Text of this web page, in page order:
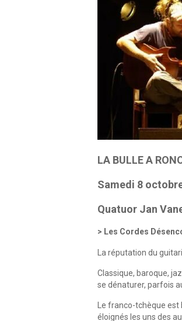
LA BULLE A
Samedi 8
Quatuor Jan
Les Cordes
La réputation du
Classique, baroque,
se dénaturer, parfois
Le franco-tchèque
éloignés les uns des